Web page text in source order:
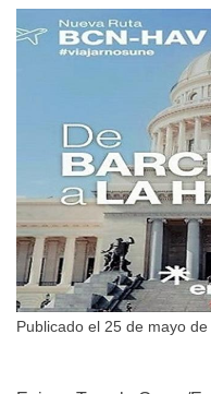
Publicado el 25 de mayo de